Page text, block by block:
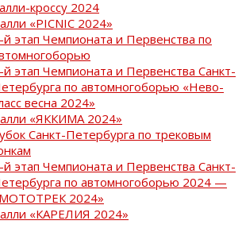
кроссу 2024
«PICNIC 2024»
й этап Чемпионата и Первенства по
й этап Чемпионата и Первенства Санкт-
по автомногоборью «Нево-
весна 2024»
«ЯККИМА 2024»
Санкт-Петербурга по трековым
й этап Чемпионата и Первенства Санкт-
по автомногоборью 2024 —
2024»
«КАРЕЛИЯ 2024»